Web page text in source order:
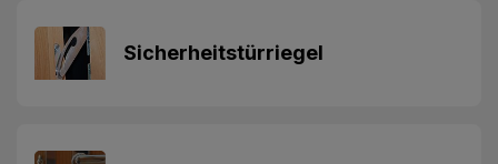
Sicherheitstürriegel